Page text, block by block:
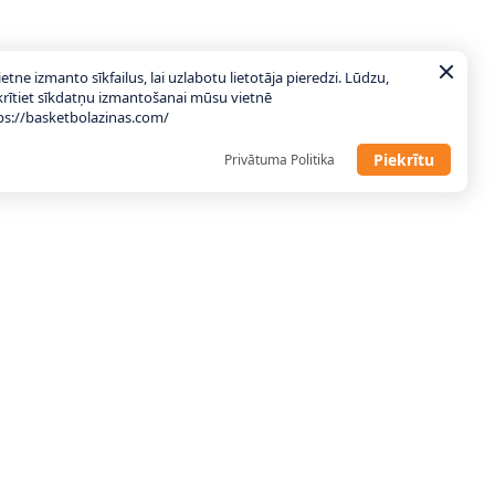
izmanto sīkfailus, lai uzlabotu lietotāja pieredzi. Lūdzu,
sīkdatņu izmantošanai mūsu vietnē
basketbolazinas.com/
Privātuma Politika Piekrītu